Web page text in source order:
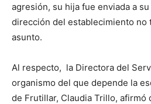
agresión, su hija fue enviada a
dirección del establecimiento no
asunto.
Al respecto, la Directora del
organismo del que depende la
de Frutillar, Claudia Trillo, afirmó